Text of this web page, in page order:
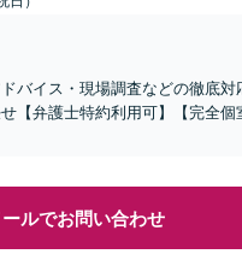
バイス・現場調査などの徹底対
【弁護士特約利用可】【完全個
ールでお問い合わせ